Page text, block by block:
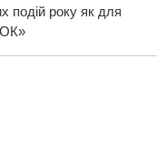
подій року як для